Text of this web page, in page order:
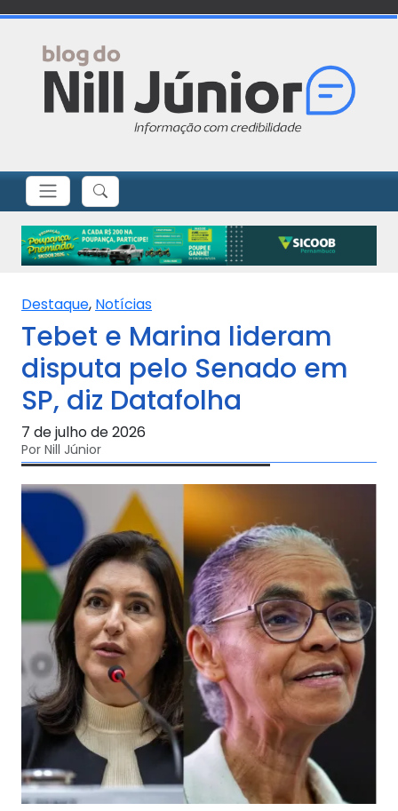
Destaque, Notícias
Tebet e Marina lideram
disputa pelo Senado em
SP, diz Datafolha
7 de julho de 2026
Por Nill Júnior